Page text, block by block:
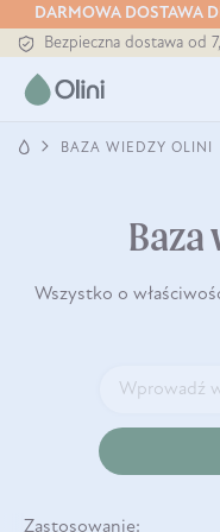
DARMOWA DOSTAWA
Tłoczony zawsze na
Bezpieczna dostawa od
Tłoczony zawsze na zimno
BAZA WIEDZY OLINI
Baza
Wszystko o
Zastosowanie: